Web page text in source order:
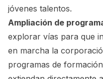
jóvenes talentos.
Ampliación de
explorar vías para que
en marcha la
programas de